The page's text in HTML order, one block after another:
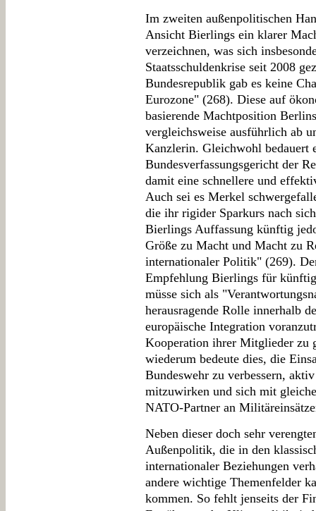
Im zweiten außenpolitischen
Ansicht Bierlings ein klarer
verzeichnen, was sich
Staatsschuldenkrise seit 2008
Bundesrepublik gab es keine
Eurozone" (268). Diese auf
basierende Machtposition
vergleichsweise ausführlich ab
Kanzlerin. Gleichwohl bedauert
Bundesverfassungsgericht der
damit eine schnellere und
Auch sei es Merkel
die ihr rigider Sparkurs nach
Bierlings Auffassung künftig
Größe zu Macht und Macht zu
internationaler Politik" (269).
Empfehlung Bierlings für
müsse sich als
herausragende Rolle innerhalb
europäische Integration
Kooperation ihrer Mitglieder zu
wiederum bedeute dies, die
Bundeswehr zu verbessern,
mitzuwirken und sich mit
NATO-Partner an
Neben dieser doch sehr
Außenpolitik, die in den
internationaler Beziehungen
andere wichtige Themenfelder
kommen. So fehlt jenseits der